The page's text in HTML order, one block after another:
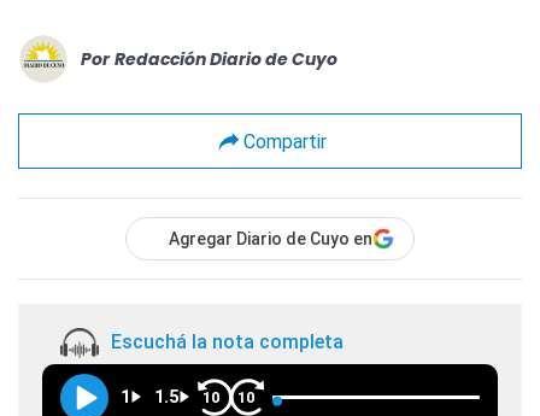
Por Redacción Diario de Cuyo
Compartir
Agregar Diario de Cuyo en
Escuchá la nota completa
1 1.5 10 10